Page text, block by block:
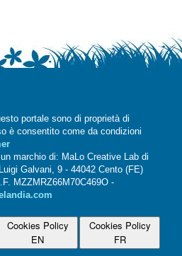
portale sono di proprietà di
è consentito come da condizioni
marchio di: MaLo Creative Lab di
Galvani, 9 - 44042 Cento (FE)
MZZMRZ66M70C469O -
Cookies Policy
EN
Cookies Policy
FR